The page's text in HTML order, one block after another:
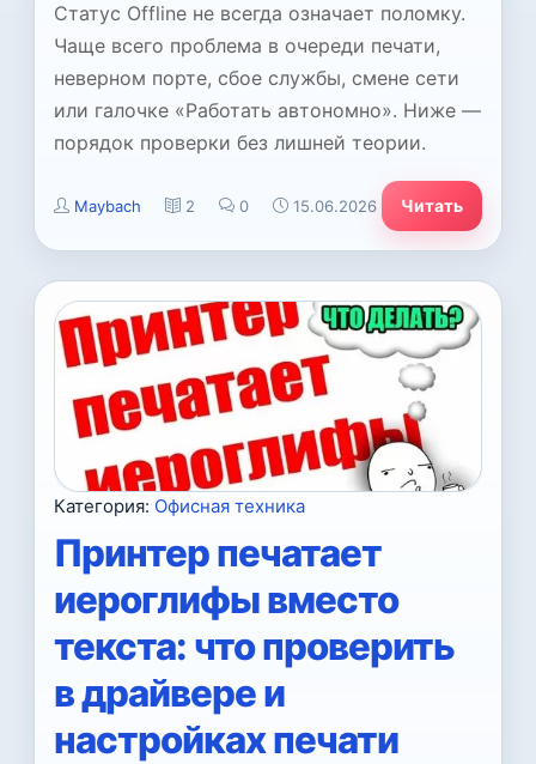
Статус Offline не всегда означает поломку.
Чаще всего проблема в очереди печати,
неверном порте, сбое службы, смене сети
или галочке «Работать автономно». Ниже —
порядок проверки без лишней теории.
Maybach 2 0 15.06.2026 Читать
Категория: Офисная техника
Принтер печатает
иероглифы вместо
текста: что проверить
в драйвере и
настройках печати